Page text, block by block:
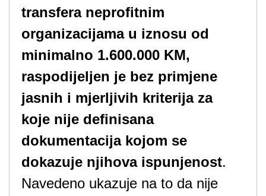
transfera neprofitnim
organizacijama u iznosu od
minimalno 1.600.000 KM,
raspodijeljen je bez primjene
jasnih i mjerljivih kriterija za
koje nije definisana
dokumentacija kojom se
dokazuje njihova ispunjenost.
Navedeno ukazuje na to da nije